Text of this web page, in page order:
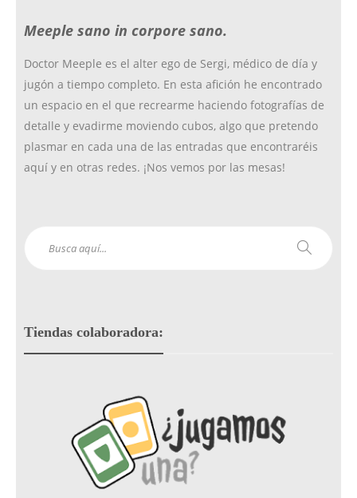
k a
m
Meeple sano in corpore sano.
Doctor Meeple es el alter ego de Sergi, médico de día y
jugón a tiempo completo. En esta afición he encontrado
un espacio en el que recrearme haciendo fotografías de
detalle y evadirme moviendo cubos, algo que pretendo
plasmar en cada una de las entradas que encontraréis
aquí y en otras redes. ¡Nos vemos por las mesas!
Tiendas colaboradora: